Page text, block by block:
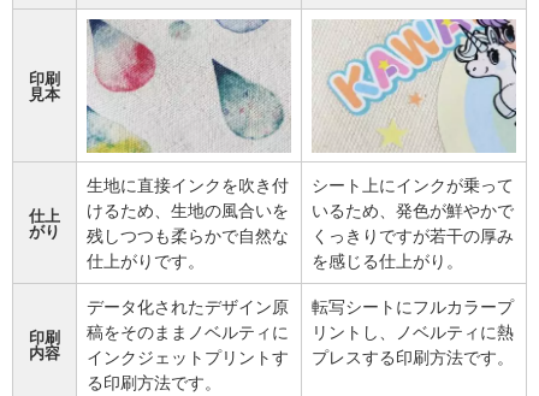
印刷
見本
仕上
がり
生地に直接インクを吹き付
けるため、生地の風合いを
残しつつも柔らかで自然な
仕上がりです。
シート上にインクが乗って
いるため、発色が鮮やかで
くっきりですが若干の厚み
を感じる仕上がり。
印刷
内容
データ化されたデザイン原
稿をそのままノベルティに
インクジェットプリントす
る印刷方法です。
転写シートにフルカラープ
リントし、ノベルティに熱
プレスする印刷方法です。